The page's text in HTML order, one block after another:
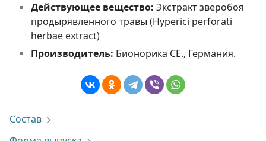
Действующее вещество: Экстракт зверобоя
продырявленного травы (Hyperici perforati
herbae extract)
Производитель: Бионорика СЕ., Германия.
Состав